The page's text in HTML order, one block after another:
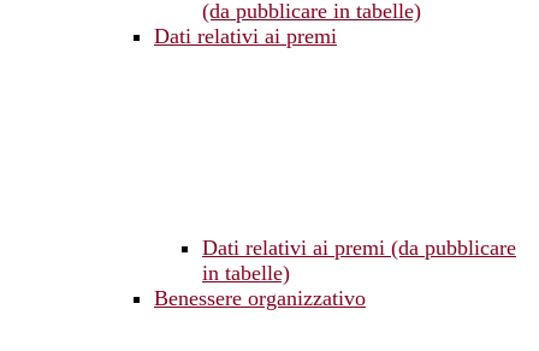
(da pubblicare in tabelle)
Dati relativi ai premi
Dati relativi ai premi (da pubblicare
in tabelle)
Benessere organizzativo